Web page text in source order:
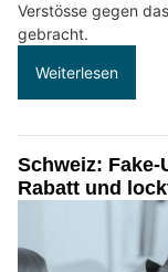
Verstösse gegen
gebracht.
Weiterlesen
Schweiz:
Rabatt und